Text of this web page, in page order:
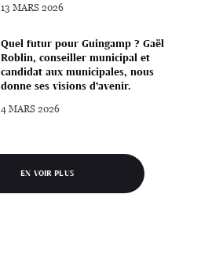
13 MARS 2026
Quel futur pour Guingamp ? Gaël
Roblin, conseiller municipal et
candidat aux municipales, nous
donne ses visions d’avenir.
4 MARS 2026
EN VOIR PLUS